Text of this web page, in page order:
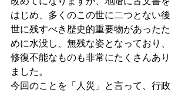
はじめ、多くのこの世に二つとない後
世に残すべき歴史的重要物があったた
めに水没し、無残な姿となっており、
修復不能なものも非常にたくさんあり
ました。
今回のことを「人災」と言って、行政